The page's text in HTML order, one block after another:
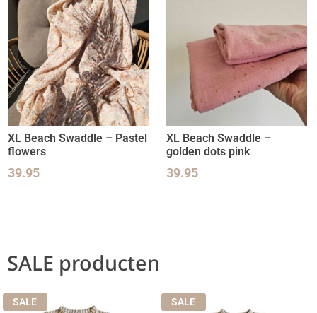
XL Beach Swaddle – Pastel
flowers
39.95
XL Beach Swaddle –
golden dots pink
39.95
SALE producten
SALE SALE